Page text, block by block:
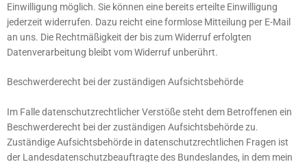
Einwilligung möglich. Sie können eine bereits erteilte Einwilligung
jederzeit widerrufen. Dazu reicht eine formlose Mitteilung per E-Mail
an uns. Die Rechtmäßigkeit der bis zum Widerruf erfolgten
Datenverarbeitung bleibt vom Widerruf unberührt.
Beschwerderecht bei der zuständigen Aufsichtsbehörde
Im Falle datenschutzrechtlicher Verstöße steht dem Betroffenen ein
Beschwerderecht bei der zuständigen Aufsichtsbehörde zu.
Zuständige Aufsichtsbehörde in datenschutzrechtlichen Fragen ist
der Landesdatenschutzbeauftragte des Bundeslandes, in dem mein